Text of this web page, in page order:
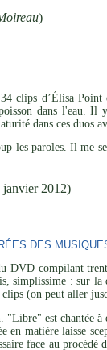
)
34 clips d’Élisa
dans l'eau. Il
dans ces duos
les paroles. Il me
janvier 2012)
DES
DVD compilant
simplissime : sur la
clips (on peut aller
est chantée à
en matière laisse
face au